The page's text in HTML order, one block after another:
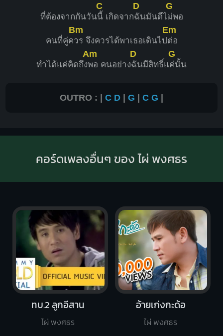
ที่ต้องจากกันวัน
C
นี้ เกิดจาก
D
ฉันมันดีไ
G
ม่พอ
คนที่คู่ค
Bm
วร จึงควรได้พาเธอเดินไป
Em
ต่อ
ทำได้แค่คิดถึง
Am
พอ คนอย่าง
D
ฉันมีสิทธิ์แ
G
ค่นั้น
OUTRO : | C D | G | C G |
คอร์ดเพลงอื่นๆ ของ ไผ่ พงศธร
อ้ายเก่งกะด้อ
ไผ่ พงศธร
ทบ.2 ลูกอีสาน
ไผ่ พงศธร